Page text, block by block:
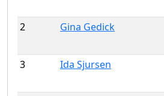
2 Gina Gedick
3 Ida Sjursen